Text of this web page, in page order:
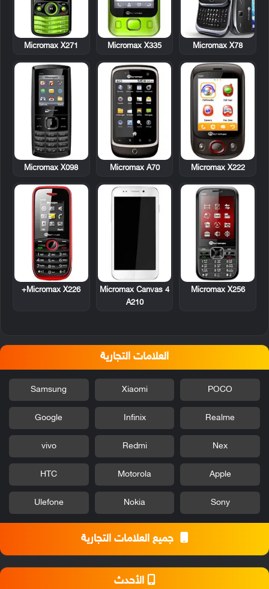
Micromax X78
Micromax X335
Micromax X271
Micromax X222
Micromax A70
Micromax X098
Micromax X256
Micromax Canvas 4
A210
Micromax X226+
العلامات التجارية
POCO
Xiaomi
Samsung
Realme
Infinix
Google
Nex
Redmi
vivo
Apple
Motorola
HTC
Sony
Nokia
Ulefone
جميع العلامات التجارية
الأحدث